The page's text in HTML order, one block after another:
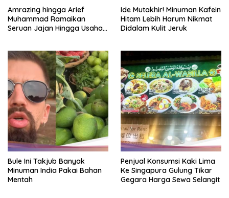
Amrazing hingga Arief
Muhammad Ramaikan
Seruan Jajan Hingga Usaha
Ide Mutakhir! Minuman Kafein
Hitam Lebih Harum Nikmat
Didalam Kulit Jeruk
Bule Ini Takjub Banyak
Minuman India Pakai Bahan
Mentah
Penjual Konsumsi Kaki Lima
Ke Singapura Gulung Tikar
Gegara Harga Sewa Selangit